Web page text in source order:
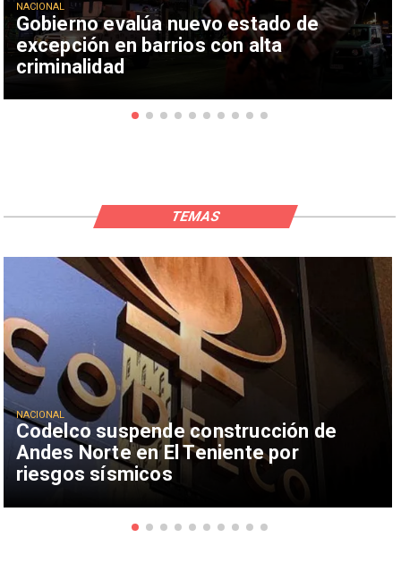
Gobierno evalúa nuevo estado de
excepción en barrios con alta
criminalidad
NACIONAL
Codelco suspende construcción de
Andes Norte en El Teniente por
riesgos sísmicos
NACIONAL
TEMAS